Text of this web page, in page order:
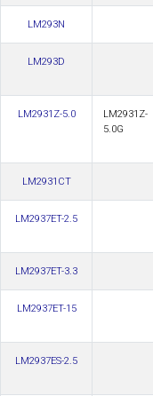
LM293N
LM293D
LM2931Z-5.0
LM2931Z-
5.0G
LM2931CT
LM2937ET-2.5
LM2937ET-3.3
LM2937ET-15
LM2937ES-2.5